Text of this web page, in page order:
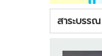
สาระบรรณ